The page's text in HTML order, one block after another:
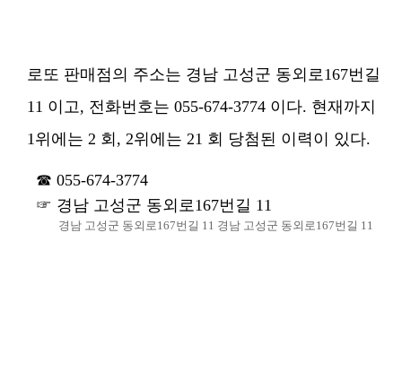
로또 판매점의 주소는 경남 고성군 동외로167번길
11 이고, 전화번호는 055-674-3774 이다. 현재까지
1위에는 2 회, 2위에는 21 회 당첨된 이력이 있다.
055-674-3774
경남 고성군 동외로167번길 11
경남 고성군 동외로167번길 11 경남 고성군 동외로167번길 11